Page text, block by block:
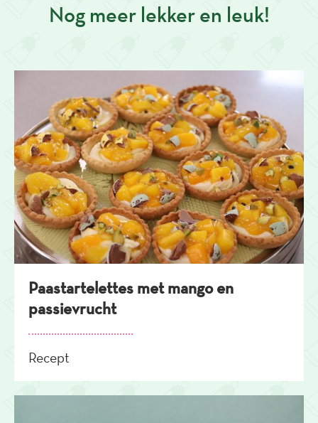
Nog meer lekker en leuk!
Paastartelettes met mango en
passievrucht
Recept